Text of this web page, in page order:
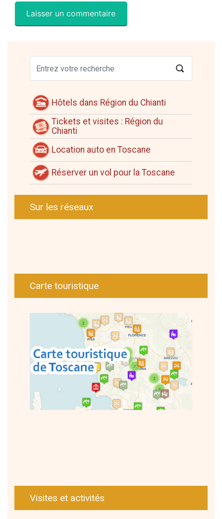
Hôtels dans Région du Chianti
Tickets et visites : Région du
Chianti
Location auto en Toscane
Réserver un vol pour la Toscane
Sur les réseaux
Carte touristique
Visites et activités